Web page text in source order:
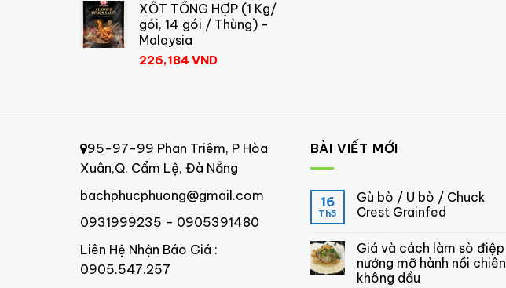
XỐT TỔNG HỢP (1 Kg/
gói, 14 gói / Thùng) -
Malaysia
226,184 VND
95-97-99 Phan Triêm, P Hòa
Xuân,Q. Cẩm Lệ, Đà Nẵng
bachphucphuong@gmail.com
0931999235 – 0905391480
Liên Hệ Nhận Báo Giá :
0905.547.257
BÀI VIẾT MỚI
16
Th5
Gù bò / U bò / Chuck
Crest Grainfed
Giá và cách làm sò điệp
nướng mỡ hành nồi chiên
không dầu